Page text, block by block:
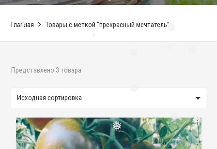
❅
❅
❅ ❅
Главная Товары с меткой “прекрасный мечтатель”
Представлено 3 товара